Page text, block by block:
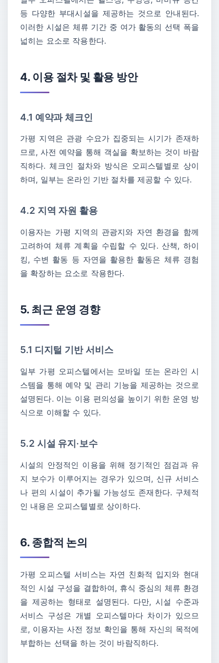
등 다양한 부대시설을 제공하는 것으로 안내된다.
이러한 시설은 체류 기간 중 여가 활동의 선택 폭을
넓히는 요소로 작용한다.
4. 이용 절차 및 활용 방안
4.1 예약과 체크인
가평 지역은 관광 수요가 집중되는 시기가 존재하
므로, 사전 예약을 통해 객실을 확보하는 것이 바람
직하다. 체크인 절차와 방식은 오피스텔별로 상이
하며, 일부는 온라인 기반 절차를 제공할 수 있다.
4.2 지역 자원 활용
이용자는 가평 지역의 관광지와 자연 환경을 함께
고려하여 체류 계획을 수립할 수 있다. 산책, 하이
킹, 수변 활동 등 자연을 활용한 활동은 체류 경험
을 확장하는 요소로 작용한다.
5. 최근 운영 경향
5.1 디지털 기반 서비스
일부 가평 오피스텔에서는 모바일 또는 온라인 시
스템을 통해 예약 및 관리 기능을 제공하는 것으로
설명된다. 이는 이용 편의성을 높이기 위한 운영 방
식으로 이해할 수 있다.
5.2 시설 유지·보수
시설의 안정적인 이용을 위해 정기적인 점검과 유
지 보수가 이루어지는 경우가 있으며, 신규 서비스
나 편의 시설이 추가될 가능성도 존재한다. 구체적
인 내용은 오피스텔별로 상이하다.
6. 종합적 논의
가평 오피스텔 서비스는 자연 친화적 입지와 현대
적인 시설 구성을 결합하여, 휴식 중심의 체류 환경
을 제공하는 형태로 설명된다. 다만, 시설 수준과
서비스 구성은 개별 오피스텔마다 차이가 있으므
로, 이용자는 사전 정보 확인을 통해 자신의 목적에
부합하는 선택을 하는 것이 바람직하다.